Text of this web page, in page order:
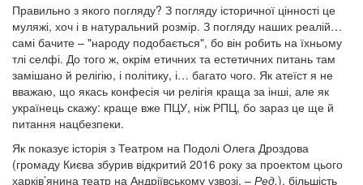
Правильно з якого погляду? З погляду історичної цінності це
муляжі, хоч і в натуральний розмір. З погляду наших реалій…
самі бачите – "народу подобається", бо він робить на їхньому
тлі селфі. До того ж, окрім етичних та естетичних питань там
замішано й релігію, і політику, і… багато чого. Як атеїст я не
вважаю, що якась конфесія чи релігія краща за інші, але як
українець скажу: краще вже ПЦУ, ніж РПЦ, бо зараз це ще й
питання нацбезпеки.
Як показує історія з Театром на Подолі Олега Дроздова
(громаду Києва збурив відкритий 2016 року за проектом цього
харків’янина театр на Андріївському узвозі. – Ред.), більшість